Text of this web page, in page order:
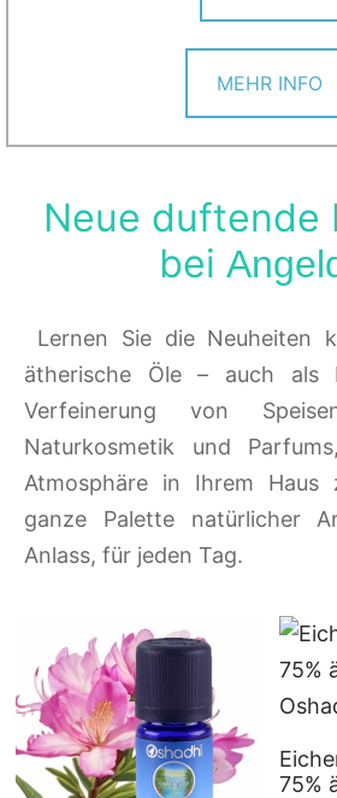
MEHR INFO
Neue duftende
bei
Lernen Sie die Neuheiten
ätherische Öle – auch als
Verfeinerung von
Naturkosmetik und
Atmosphäre in Ihrem Haus
ganze Palette natürlicher
Anlass, für jeden Tag.
75%